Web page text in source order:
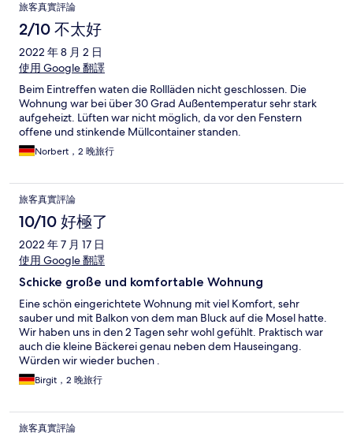
旅客真實評論
2/10 不太好
2022 年 8 月 2 日
使用 Google 翻譯
Beim Eintreffen waten die Rollläden nicht geschlossen. Die
Wohnung war bei über 30 Grad Außentemperatur sehr stark
aufgeheizt. Lüften war nicht möglich, da vor den Fenstern
offene und stinkende Müllcontainer standen.
Norbert，2 晚旅行
旅客真實評論
10/10 好極了
2022 年 7 月 17 日
使用 Google 翻譯
Schicke große und komfortable Wohnung
Eine schön eingerichtete Wohnung mit viel Komfort, sehr
sauber und mit Balkon von dem man Bluck auf die Mosel hatte.
Wir haben uns in den 2 Tagen sehr wohl gefühlt. Praktisch war
auch die kleine Bäckerei genau neben dem Hauseingang.
Würden wir wieder buchen .
Birgit，2 晚旅行
旅客真實評論